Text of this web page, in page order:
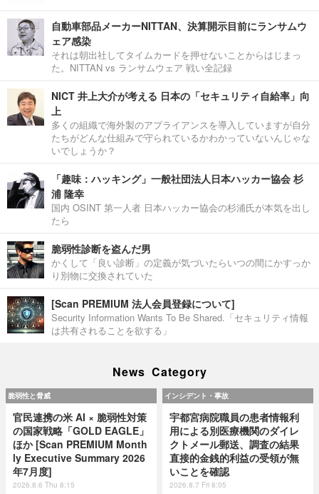
自動車部品メーカーNITTAN、決算開示目前にランサムウ
ェア感染
それは朝出社してタイムカードを押せないことからはじまっ
た。NITTAN vs ランサムウェア 戦い全記録
NICT 井上大介が考える 日本の「セキュリティ自給率」向
上
多くの組織で海外製のアプライアンスを導入していますが自分
たちがどんな仕組みで守られているかわかっていないんじゃな
いでしょうか？
「趣味：ハッキング」一般社団法人日本ハッカー協会 杉
浦 隆幸
国内 OSINT 第一人者 日本ハッカー協会の杉浦氏が本気を出し
たら
脆弱性診断を盗んだ男
かくして「良い診断」の定義が気づいたらいつの間にかすっか
り別物に交換されていた
[Scan PREMIUM 法人会員登録について]
Security Information Wants To Be Shared.「セキュリティ情報
は共有されることを欲する」
News Category
脆弱性と脅威
官民連携の米 AI × 脆弱性対策
の国家戦略「GOLD EAGLE」
ほか [Scan PREMIUM Month
ly Executive Summary 2026
年7月度]
2026.8.6 Thu 8:15
インシデント・事故
宇都宮病院職員の患者情報利
用による別医療機関のダイレ
クトメール郵送、調査の結果
直接的金銭的利益の受領が無
いことを確認
2026.8.7 Fri 8:05